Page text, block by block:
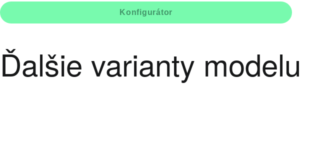
Konfigurátor
Ďalšie varianty